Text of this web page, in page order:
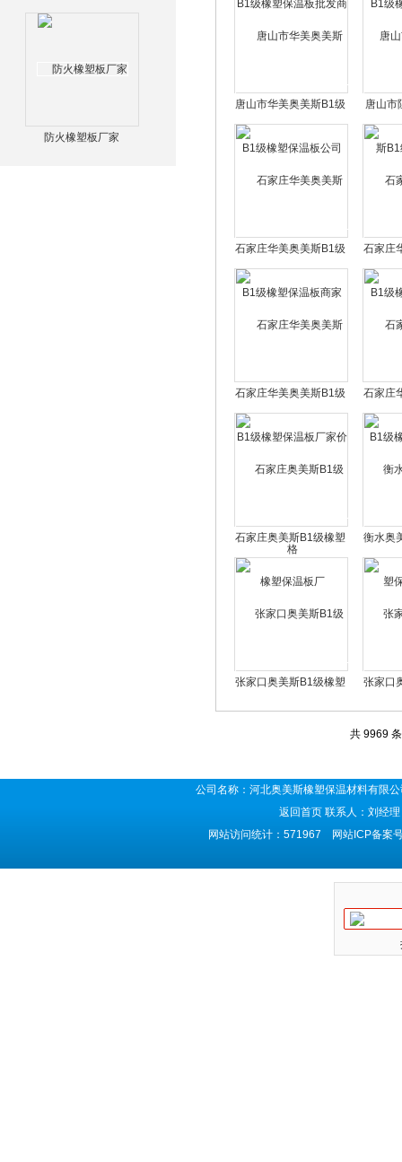
防火橡塑板厂家
唐山市华美奥美斯B1级
橡塑保温板公司
唐山市
B1
石家庄华美奥美斯B1级
橡塑保温板商家
石家庄
橡
石家庄华美奥美斯B1级
橡塑保温板厂家价格
石家庄
橡塑
石家庄奥美斯B1级橡塑
保温板厂
衡水奥
张家口奥美斯B1级橡塑
张家口
共 9969
公司名称：河北奥美斯橡塑保温材料有
返回首页 联系人：刘经
网站访问统计：571967 网站ICP备案